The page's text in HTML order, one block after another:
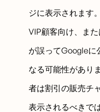
ジに表示されます
VIP顧客向け、ま
が誤ってGoogleに
なる可能性があり
者は割引の販売チ
表示されるべきで